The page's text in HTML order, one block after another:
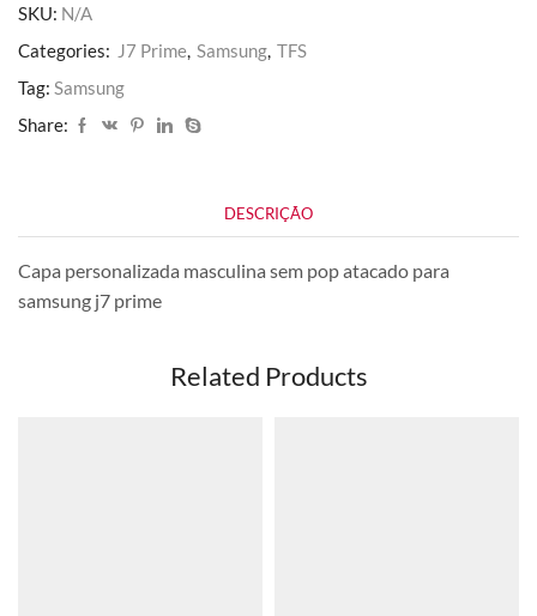
SKU: N/A
Categories: J7 Prime, Samsung, TFS
Tag: Samsung
Share:
DESCRIÇÃO
Capa personalizada masculina sem pop atacado para
samsung j7 prime
Related Products